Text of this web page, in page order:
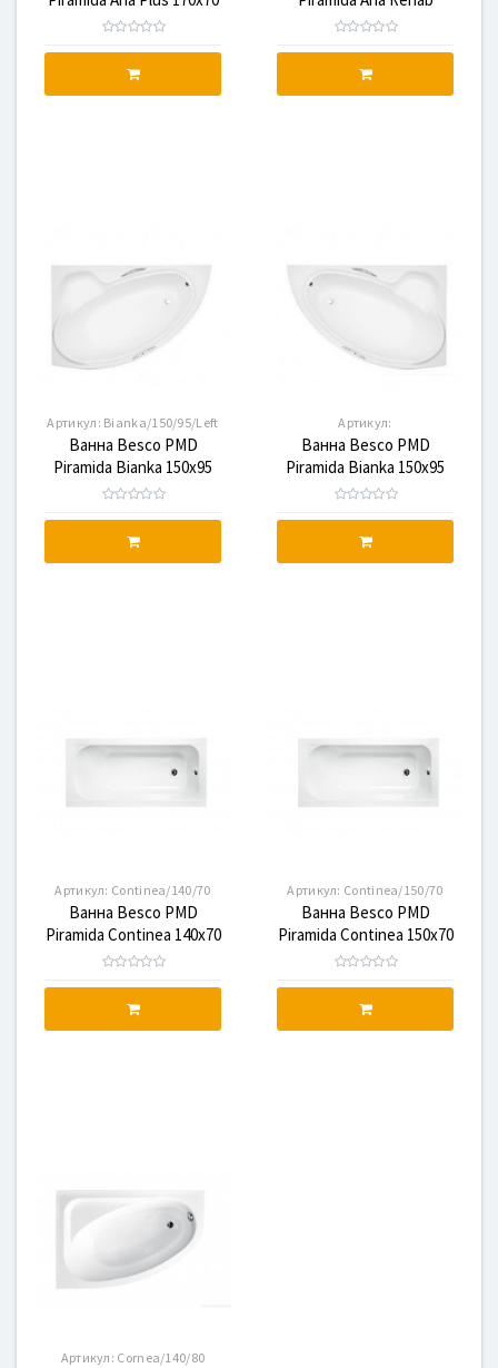
120x70
Артикул: Bianka/150/95/Left
Ванна Besco PMD
Piramida Bianka 150x95
Левая
Артикул:
Bianka/150/95/Right
Ванна Besco PMD
Piramida Bianka 150x95
правая
Артикул: Continea/140/70
Ванна Besco PMD
Piramida Continea 140x70
Артикул: Continea/150/70
Ванна Besco PMD
Piramida Continea 150x70
Артикул: Cornea/140/80